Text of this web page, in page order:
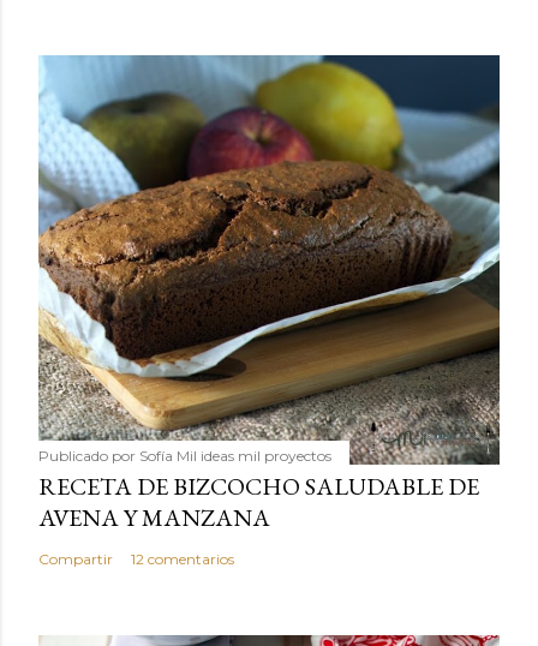
Publicado por Sofía Mil ideas mil proyectos
RECETA DE BIZCOCHO SALUDABLE DE
AVENA Y MANZANA
Compartir 12 comentarios